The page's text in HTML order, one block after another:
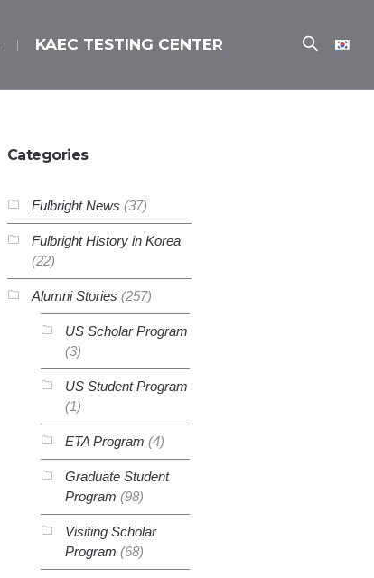
KAEC TESTING CENTER
Categories
Fulbright News (37)
Fulbright History in Korea
(22)
Alumni Stories (257)
US Scholar Program
(3)
US Student Program
(1)
ETA Program (4)
Graduate Student
Program (98)
Visiting Scholar
Program (68)